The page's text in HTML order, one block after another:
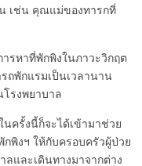
เช่น คุณแม่ของทารกที่
รหาที่พักพิงในภาวะวิกฤต
ถพักแรมเป็นเวลานาน
รงพยาบาล
ครั้งนี้ก็จะได้เข้ามาช่วย
พิงฯ ให้กับครอบครัวผู้ป่วย
ลและเดินทางมาจากต่าง